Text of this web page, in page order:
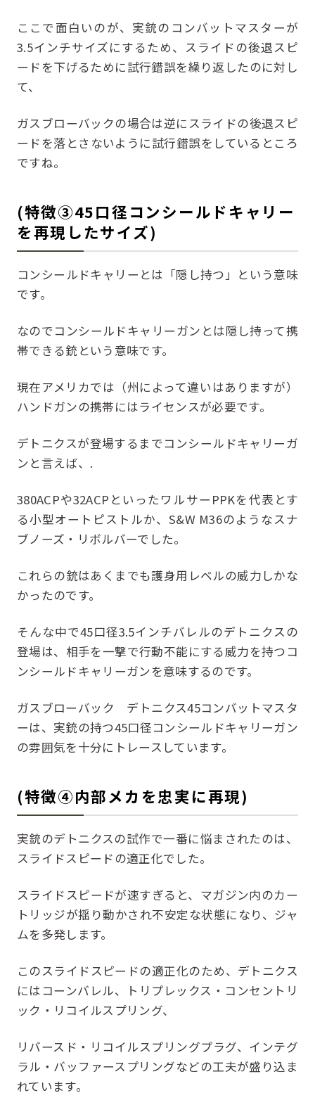
ここで面白いのが、実銃のコンバットマスターが
3.5インチサイズにするため、スライドの後退スピ
ードを下げるために試行錯誤を繰り返したのに対し
て、
ガスブローバックの場合は逆にスライドの後退スピ
ードを落とさないように試行錯誤をしているところ
ですね。
(特徴③45口径コンシールドキャリー
を再現したサイズ)
コンシールドキャリーとは「隠し持つ」という意味
です。
なのでコンシールドキャリーガンとは隠し持って携
帯できる銃という意味です。
現在アメリカでは（州によって違いはありますが）
ハンドガンの携帯にはライセンスが必要です。
デトニクスが登場するまでコンシールドキャリーガ
ンと言えば、.
380ACPや32ACPといったワルサーPPKを代表とす
る小型オートピストルか、S&W M36のようなスナ
ブノーズ・リボルバーでした。
これらの銃はあくまでも護身用レベルの威力しかな
かったのです。
そんな中で45口径3.5インチバレルのデトニクスの
登場は、相手を一撃で行動不能にする威力を持つコ
ンシールドキャリーガンを意味するのです。
ガスブローバック デトニクス45コンバットマスタ
ーは、実銃の持つ45口径コンシールドキャリーガン
の雰囲気を十分にトレースしています。
(特徴④内部メカを忠実に再現)
実銃のデトニクスの試作で一番に悩まされたのは、
スライドスピードの適正化でした。
スライドスピードが速すぎると、マガジン内のカー
トリッジが揺り動かされ不安定な状態になり、ジャ
ムを多発します。
このスライドスピードの適正化のため、デトニクス
にはコーンバレル、トリプレックス・コンセントリ
ック・リコイルスプリング、
リバースド・リコイルスプリングプラグ、インテグ
ラル・バッファースプリングなどの工夫が盛り込ま
れています。